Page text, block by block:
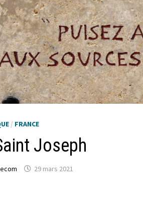
/ FRANCE
Joseph
29 mars 2021